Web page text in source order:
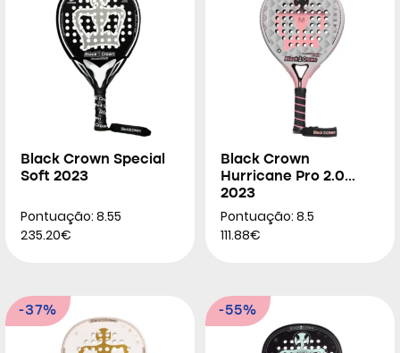
Black Crown Special
Soft 2023
Pontuação: 8.55
235.20€
Black Crown
Hurricane Pro 2.0
2023
Pontuação: 8.5
111.88€
-37% -55%